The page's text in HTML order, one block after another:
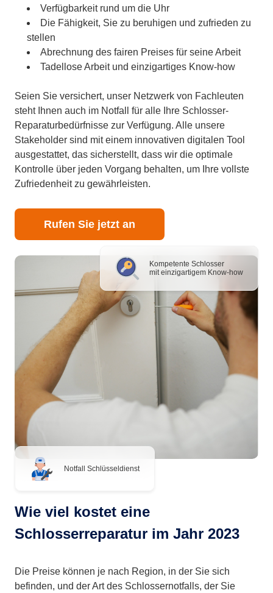
Kompetente Schlosser
mit einzigartigem Know-how
Notfall Schlüsseldienst
Verfügbarkeit rund um die Uhr
Die Fähigkeit, Sie zu beruhigen und zufrieden zu
stellen
Abrechnung des fairen Preises für seine Arbeit
Tadellose Arbeit und einzigartiges Know-how
Seien Sie versichert, unser Netzwerk von Fachleuten
steht Ihnen auch im Notfall für alle Ihre Schlosser-
Reparaturbedürfnisse zur Verfügung. Alle unsere
Stakeholder sind mit einem innovativen digitalen Tool
ausgestattet, das sicherstellt, dass wir die optimale
Kontrolle über jeden Vorgang behalten, um Ihre vollste
Zufriedenheit zu gewährleisten.
Rufen Sie jetzt an
Wie viel kostet eine
Schlosserreparatur im Jahr 2023
Die Preise können je nach Region, in der Sie sich
befinden, und der Art des Schlossernotfalls, der Sie